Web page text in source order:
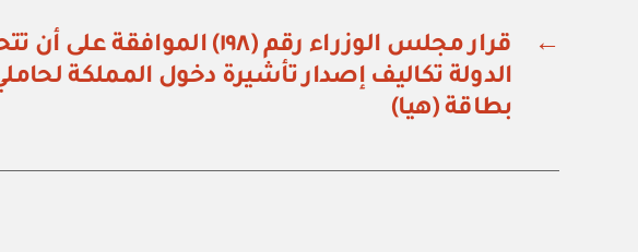
←
قرار مجلس الوزراء رقم (١٩٨) الموافقة على
الدولة تكاليف إصدار تأشيرة دخول المملكة
بطاقة (هيا)